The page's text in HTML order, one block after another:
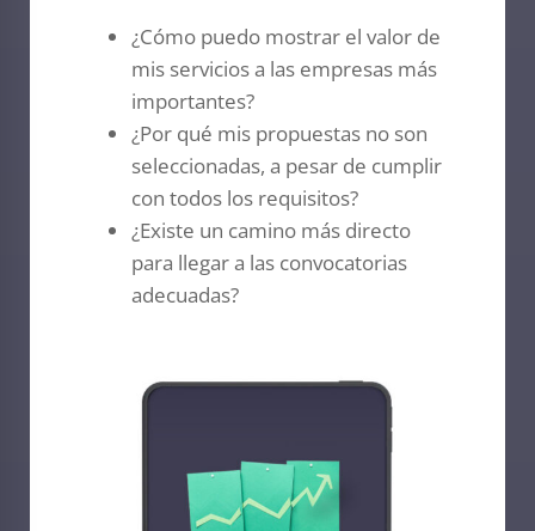
¿Cómo puedo mostrar el valor de
mis servicios a las empresas más
importantes?
¿Por qué mis propuestas no son
seleccionadas, a pesar de cumplir
con todos los requisitos?
¿Existe un camino más directo
para llegar a las convocatorias
adecuadas?